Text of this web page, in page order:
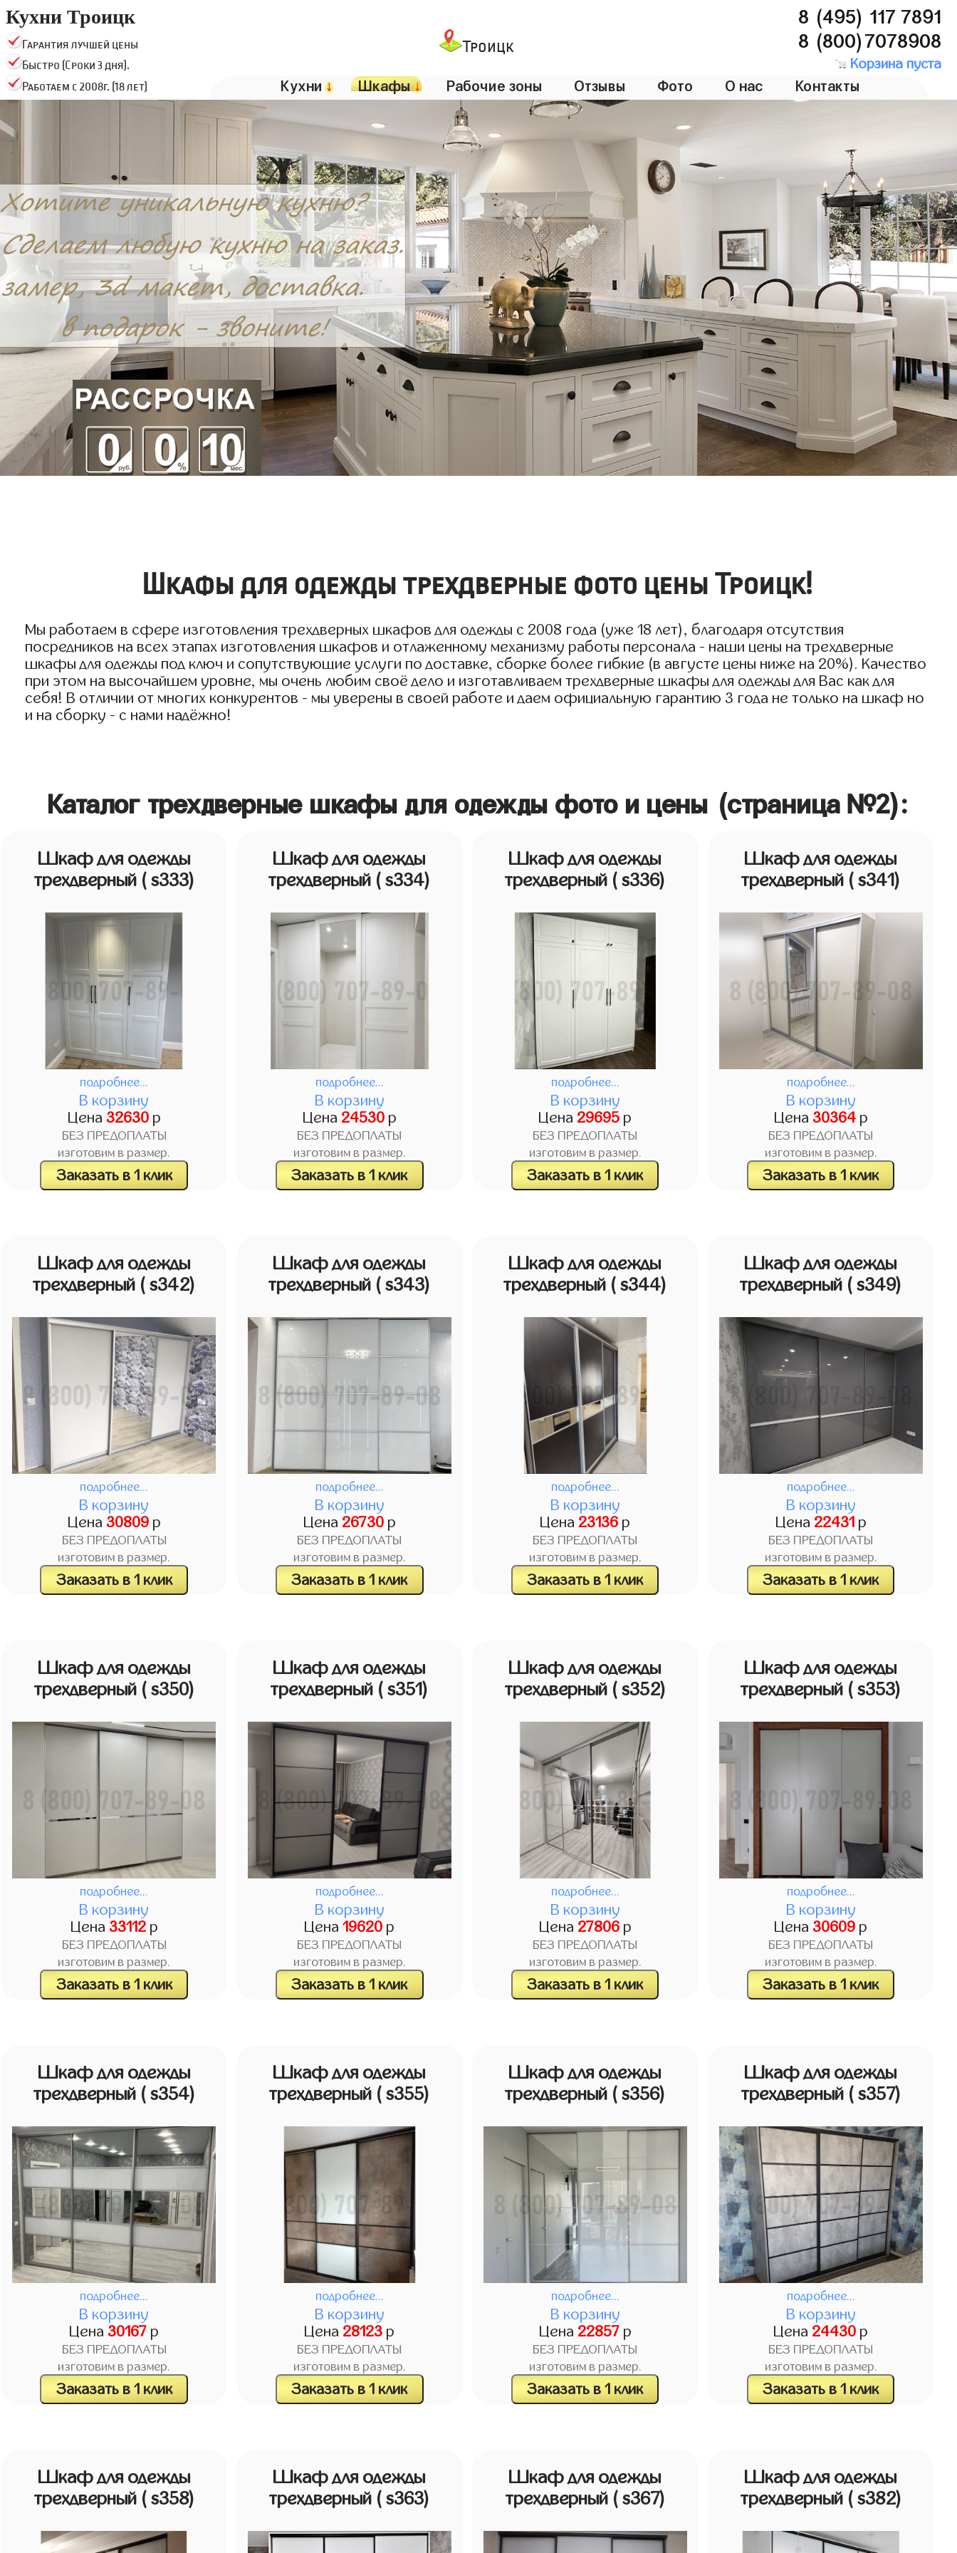
Кухни Троицк
Гарантия лучшей цены
Быстро (Сроки 3 дня).
Работаем с 2008г. (18 лет)
Троицк
8 (495) 117 7891
8 (800)7078908
Корзина пуста
Кухни↓ Шкафы↓ Рабочие зоны Отзывы Фото О нас Контакты
Шкафы для одежды трехдверные фото цены Троицк!
Мы работаем в сфере изготовления трехдверных шкафов для одежды с 2008 года (уже 18 лет), благодаря отсутствия
посредников на всех этапах изготовления шкафов и отлаженному механизму работы персонала - наши цены на трехдверные
шкафы для одежды под ключ и сопутствующие услуги по доставке, сборке более гибкие (в августе цены ниже на 20%). Качество
при этом на высочайшем уровне, мы очень любим своё дело и изготавливаем трехдверные шкафы для одежды для Вас как для
себя! В отличии от многих конкурентов - мы уверены в своей работе и даем официальную гарантию 3 года не только на шкаф но
и на сборку - с нами надёжно!
Каталог трехдверные шкафы для одежды фото и цены (страница №2):
Шкаф для одежды
трехдверный ( s333)
подробнее...
В корзину
Цена 32630р
БЕЗ ПРЕДОПЛАТЫ
изготовим в размер.
Заказать в 1 клик
Шкаф для одежды
трехдверный ( s334)
подробнее...
В корзину
Цена 24530р
БЕЗ ПРЕДОПЛАТЫ
изготовим в размер.
Заказать в 1 клик
Шкаф для одежды
трехдверный ( s336)
подробнее...
В корзину
Цена 29695 р
БЕЗ ПРЕДОПЛАТЫ
изготовим в размер.
Заказать в 1 клик
Шкаф для одежды
трехдверный ( s341)
подробнее...
В корзину
Цена 30364р
БЕЗ ПРЕДОПЛАТЫ
изготовим в размер.
Заказать в 1 клик
Шкаф для одежды
трехдверный ( s342)
подробнее...
В корзину
Цена 30809р
БЕЗ ПРЕДОПЛАТЫ
изготовим в размер.
Заказать в 1 клик
Шкаф для одежды
трехдверный ( s343)
подробнее...
В корзину
Цена 26730р
БЕЗ ПРЕДОПЛАТЫ
изготовим в размер.
Заказать в 1 клик
Шкаф для одежды
трехдверный ( s344)
подробнее...
В корзину
Цена 23136 р
БЕЗ ПРЕДОПЛАТЫ
изготовим в размер.
Заказать в 1 клик
Шкаф для одежды
трехдверный ( s349)
подробнее...
В корзину
Цена 22431 р
БЕЗ ПРЕДОПЛАТЫ
изготовим в размер.
Заказать в 1 клик
Шкаф для одежды
трехдверный ( s350)
подробнее...
В корзину
Цена 33112р
БЕЗ ПРЕДОПЛАТЫ
изготовим в размер.
Заказать в 1 клик
Шкаф для одежды
трехдверный ( s351)
подробнее...
В корзину
Цена19620 р
БЕЗ ПРЕДОПЛАТЫ
изготовим в размер.
Заказать в 1 клик
Шкаф для одежды
трехдверный ( s352)
подробнее...
В корзину
Цена 27806р
БЕЗ ПРЕДОПЛАТЫ
изготовим в размер.
Заказать в 1 клик
Шкаф для одежды
трехдверный ( s353)
подробнее...
В корзину
Цена 30609 р
БЕЗ ПРЕДОПЛАТЫ
изготовим в размер.
Заказать в 1 клик
Шкаф для одежды
трехдверный ( s354)
подробнее...
В корзину
Цена 30167 р
БЕЗ ПРЕДОПЛАТЫ
изготовим в размер.
Заказать в 1 клик
Шкаф для одежды
трехдверный ( s355)
подробнее...
В корзину
Цена 28123 р
БЕЗ ПРЕДОПЛАТЫ
изготовим в размер.
Заказать в 1 клик
Шкаф для одежды
трехдверный ( s356)
подробнее...
В корзину
Цена 22857р
БЕЗ ПРЕДОПЛАТЫ
изготовим в размер.
Заказать в 1 клик
Шкаф для одежды
трехдверный ( s357)
подробнее...
В корзину
Цена 24430 р
БЕЗ ПРЕДОПЛАТЫ
изготовим в размер.
Заказать в 1 клик
Шкаф для одежды
трехдверный ( s358)
Шкаф для одежды
трехдверный ( s363)
Шкаф для одежды
трехдверный ( s367)
Шкаф для одежды
трехдверный ( s382)